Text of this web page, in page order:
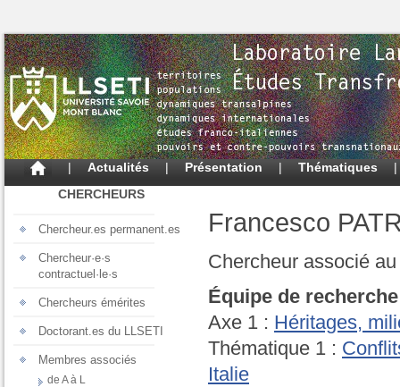
| Actualités | Présentation | Thématiques
CHERCHEURS
Chercheur.es permanent.es
Chercheur·e·s
contractuel·le·s
Chercheurs émérites
Doctorant.es du LLSETI
Membres associés
de A à L
Francesco
Chercheur associé
Équipe de
Axe 1 : Héritages,
Thématique 1 :
Italie